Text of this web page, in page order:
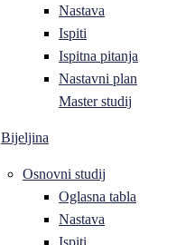
Nastava
Ispiti
Ispitna pitanja
Nastavni plan
Master studij
Bijeljina
Osnovni studij
Oglasna tabla
Nastava
Ispiti